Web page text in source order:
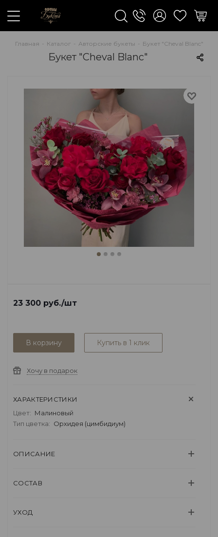
Главная - Каталог - Авторские букеты - Букет "Cheval Blanc"
Букет "Cheval Blanc"
23 300 руб./шт
В корзину Купить в 1 клик
Хочу в подарок
ХАРАКТЕРИСТИКИ
Цвет: Малиновый
Тип цветка: Орхидея (цимбидиум)
ОПИСАНИЕ
СОСТАВ
УХОД